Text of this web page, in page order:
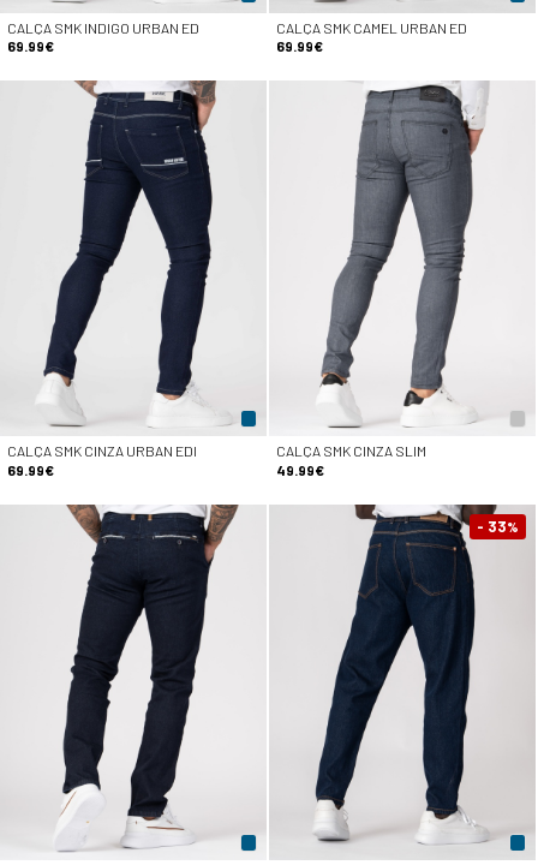
CALÇA SMK INDIGO URBAN ED
69.99€
CALÇA SMK CAMEL URBAN ED
69.99€
CALÇA SMK CINZA URBAN EDI
69.99€
CALÇA SMK CINZA SLIM
49.99€
- 33%